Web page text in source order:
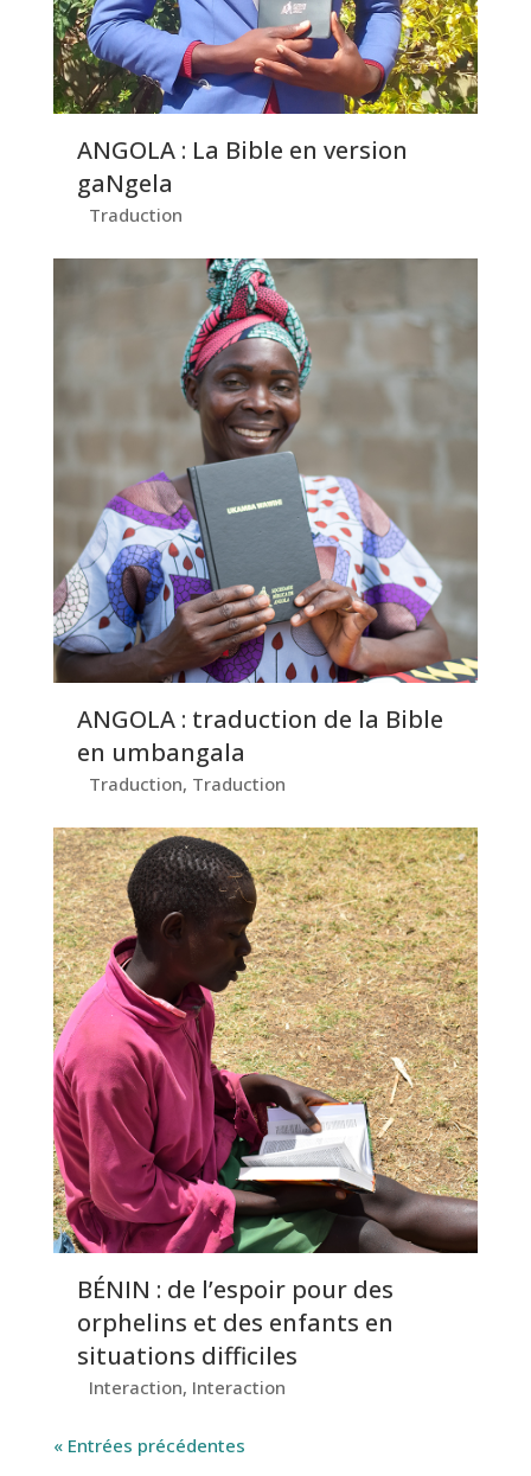
ANGOLA : La Bible en version
gaNgela
Traduction
ANGOLA : traduction de la Bible
en umbangala
Traduction, Traduction
BÉNIN : de l’espoir pour des
orphelins et des enfants en
situations difficiles
Interaction, Interaction
« Entrées précédentes